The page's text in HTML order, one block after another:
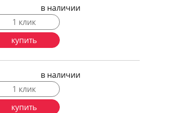
в наличии
1 клик
купить
в наличии
1 клик
купить